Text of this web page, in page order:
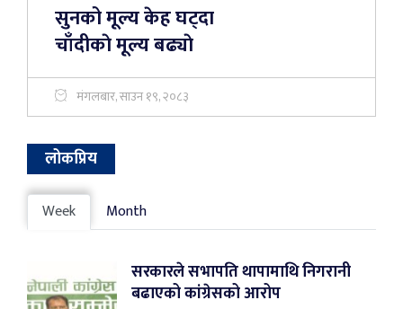
सुनको मूल्य केह घट्दा
चाँदीकाे मूल्य बढ्याे
मंगलबार, साउन १९, २०८३
लोकप्रिय
Week Month
सरकारले सभापति थापामाथि निगरानी
बढाएको कांग्रेसको आरोप